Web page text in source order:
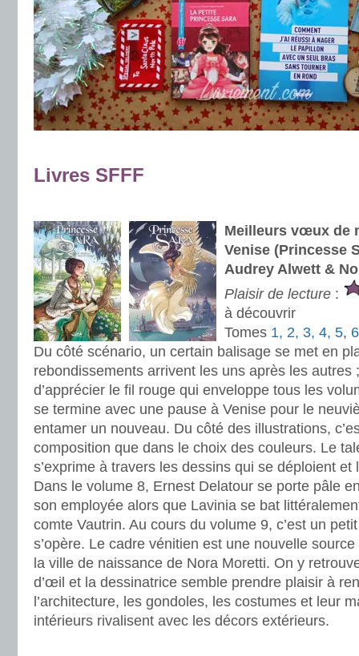
Livres SFFF
Meilleurs vœux de
Venise (Princesse
Audrey Alwett &
Plaisir de lecture :
à découvrir
Tomes 1, 2, 3, 4, 5,
Du côté scénario, un certain balisage se met en
rebondissements arrivent les uns après les autres
d’apprécier le fil rouge qui enveloppe tous les
se termine avec une pause à Venise pour le
entamer un nouveau. Du côté des illustrations,
composition que dans le choix des couleurs. Le
s’exprime à travers les dessins qui se déploient
Dans le volume 8, Ernest Delatour se porte pâle
son employée alors que Lavinia se bat
comte Vautrin. Au cours du volume 9, c’est un
s’opère. Le cadre vénitien est une nouvelle
la ville de naissance de Nora Moretti. On y
d’œil et la dessinatrice semble prendre plaisir à
l’architecture, les gondoles, les costumes et leur
intérieurs rivalisent avec les décors extérieurs.